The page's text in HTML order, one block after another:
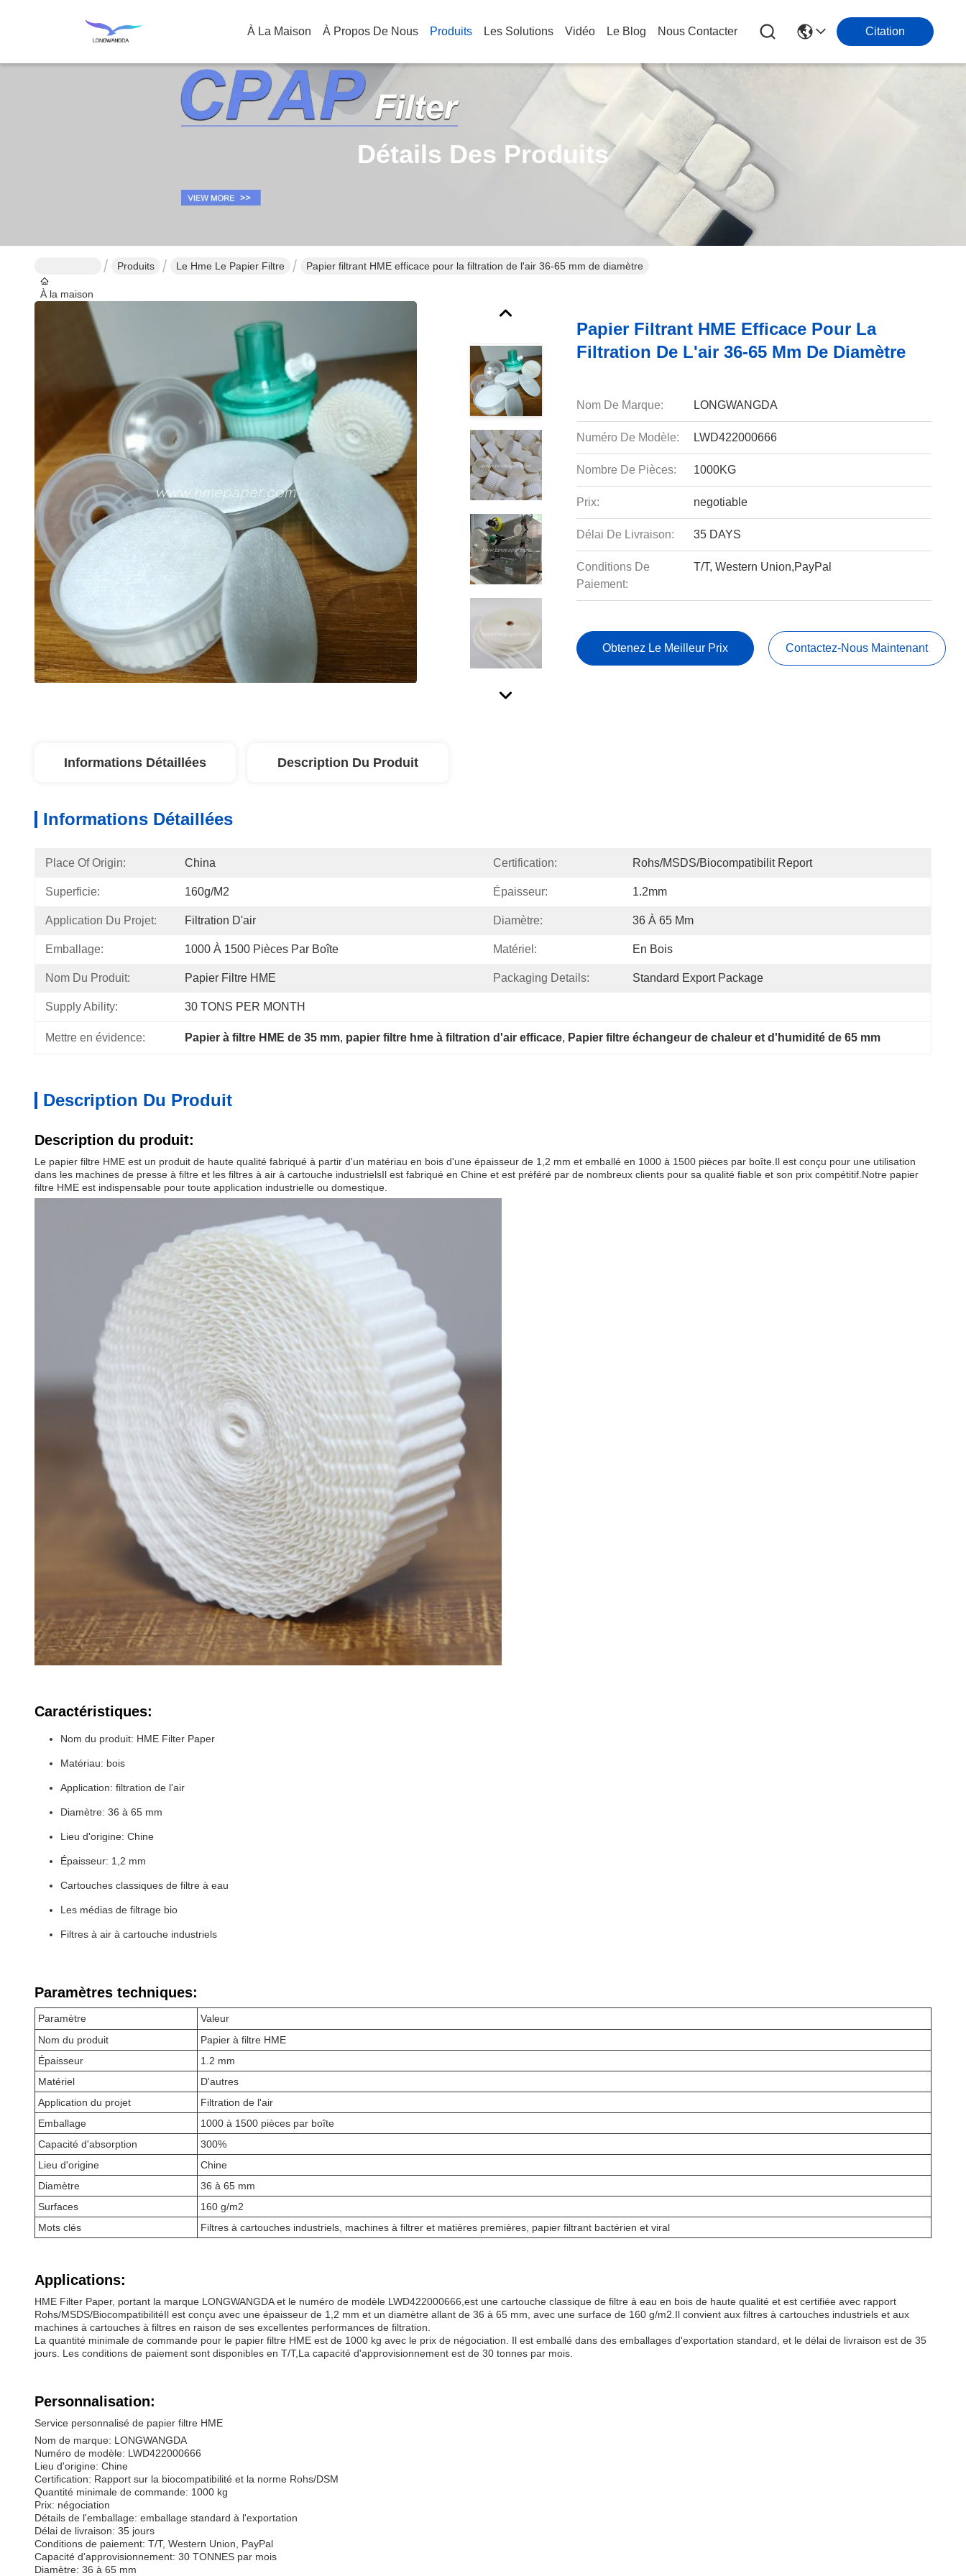
À La Maison À Propos De Nous Produits Les Solutions Vidéo Le Blog Nous Contacter Citation
Détails Des Produits
À la maison
Produits Le Hme Le Papier Filtre Papier filtrant HME efficace pour la filtration de l'air 36-65 mm de diamètre
Papier Filtrant HME Efficace Pour La
Filtration De L'air 36-65 Mm De Diamètre
Nom De Marque: LONGWANGDA
Numéro De Modèle: LWD422000666
Nombre De Pièces: 1000KG
Prix: negotiable
Délai De Livraison: 35 DAYS
Conditions De
Paiement:
T/T, Western Union,PayPal
Obtenez Le Meilleur Prix Contactez-Nous Maintenant
Informations Détaillées Description Du Produit
Informations Détaillées
Place Of Origin: China Certification: Rohs/MSDS/Biocompatibilit Report
Superficie: 160g/m2 Épaisseur: 1.2mm
Application Du Projet: Filtration D'air Diamètre: 36 À 65 Mm
Emballage: 1000 À 1500 Pièces Par Boîte Matériel: En Bois
Nom Du Produit: Papier Filtre HME Packaging Details: Standard Export Package
Supply Ability: 30 TONS PER MONTH
Mettre en évidence: Papier à filtre HME de 35 mm, papier filtre hme à filtration d'air efficace, Papier filtre échangeur de chaleur et d'humidité de 65 mm
Description Du Produit
Description du produit:
Le papier filtre HME est un produit de haute qualité fabriqué à partir d'un matériau en bois d'une épaisseur de 1,2 mm et emballé en 1000 à 1500 pièces par boîte.Il est conçu pour une utilisation
dans les machines de presse à filtre et les filtres à air à cartouche industrielsIl est fabriqué en Chine et est préféré par de nombreux clients pour sa qualité fiable et son prix compétitif.Notre papier
filtre HME est indispensable pour toute application industrielle ou domestique.
Caractéristiques:
Nom du produit: HME Filter Paper
Matériau: bois
Application: filtration de l'air
Diamètre: 36 à 65 mm
Lieu d'origine: Chine
Épaisseur: 1,2 mm
Cartouches classiques de filtre à eau
Les médias de filtrage bio
Filtres à air à cartouche industriels
Paramètres techniques:
Paramètre
Valeur
Nom du produit
Papier à filtre HME
Épaisseur
1.2 mm
Matériel
D'autres
Application du projet
Filtration de l'air
Emballage
1000 à 1500 pièces par boîte
Capacité d'absorption
300%
Lieu d'origine
Chine
Diamètre
36 à 65 mm
Surfaces
160 g/m2
Mots clés
Filtres à cartouches industriels, machines à filtrer et matières premières, papier filtrant bactérien et viral
Applications:
HME Filter Paper, portant la marque LONGWANGDA et le numéro de modèle LWD422000666,est une cartouche classique de filtre à eau en bois de haute qualité et est certifiée avec rapport
Rohs/MSDS/BiocompatibilitéIl est conçu avec une épaisseur de 1,2 mm et un diamètre allant de 36 à 65 mm, avec une surface de 160 g/m2.Il convient aux filtres à cartouches industriels et aux
machines à cartouches à filtres en raison de ses excellentes performances de filtration.
La quantité minimale de commande pour le papier filtre HME est de 1000 kg avec le prix de négociation. Il est emballé dans des emballages d'exportation standard, et le délai de livraison est de 35
jours. Les conditions de paiement sont disponibles en T/T,La capacité d'approvisionnement est de 30 tonnes par mois.
Personnalisation:
Service personnalisé de papier filtre HME
Nom de marque: LONGWANGDA
Numéro de modèle: LWD422000666
Lieu d'origine: Chine
Certification: Rapport sur la biocompatibilité et la norme Rohs/DSM
Quantité minimale de commande: 1000 kg
Prix: négociation
Détails de l'emballage: emballage standard à l'exportation
Délai de livraison: 35 jours
Conditions de paiement: T/T, Western Union, PayPal
Capacité d'approvisionnement: 30 TONNES par mois
Diamètre: 36 à 65 mm